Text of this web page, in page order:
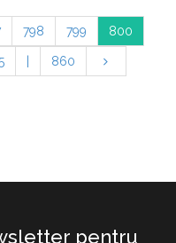
798 799 800
860
pentru